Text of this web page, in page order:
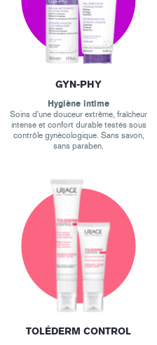
GYN-PHY
Hygiène intime
Soins d'une douceur extrême, fraîcheur
intense et confort durable testés sous
contrôle gynécologique. Sans savon,
sans paraben.
TOLÉDERM CONTROL